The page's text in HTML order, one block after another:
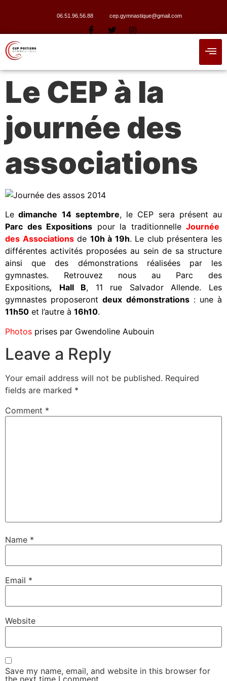
06.51.96.56.88 cep.gymnastique@gmail.com
Le CEP à la
journée des
associations
Le dimanche 14 septembre, le CEP sera présent au
Parc des Expositions pour la traditionnelleJournée
des Associationsde 10h à 19h. Le club présentera les
différentes activités proposées au sein de sa structure
ainsi que des démonstrations réalisées par les
gymnastes. Retrouvez nous au Parc des
Expositions, Hall B, 11 rue Salvador Allende. Les
gymnastes proposerontdeux démonstrations: une à
11h50 et l’autre à 16h10.
Photos prises par Gwendoline Aubouin
Leave a Reply
Your email address will not be published. Required
fields are marked *
Comment *
Name *
Email *
Website
Save my name, email, and website in this browser for